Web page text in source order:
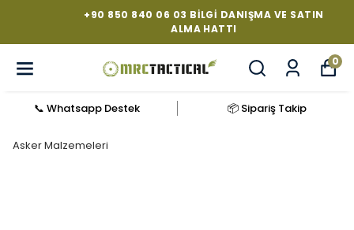
+90 850 840 06 03 BILGI DANIŞMA VE SATIN
ALMA HATTI
0
📞 Whatsapp Destek 📦 Sipariş Takip
Asker Malzemeleri